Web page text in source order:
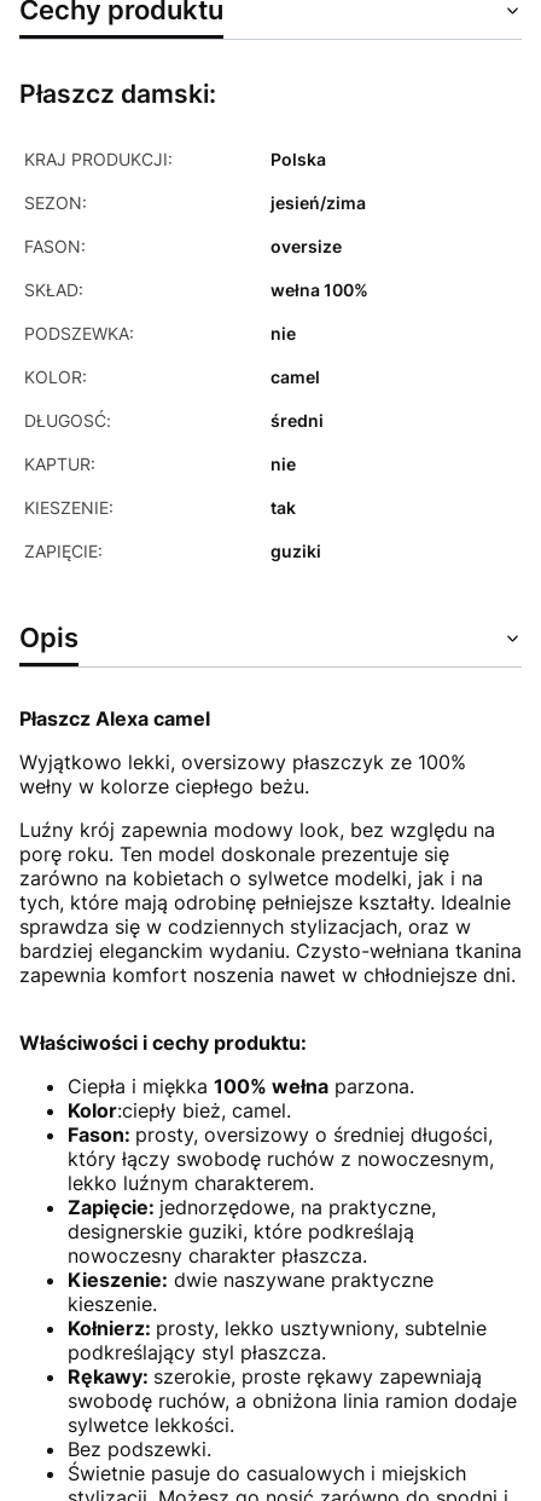
Cechy produktu
Płaszcz damski:
KRAJ PRODUKCJI: Polska
SEZON: jesień/zima
FASON: oversize
SKŁAD: wełna 100%
PODSZEWKA: nie
KOLOR: camel
DŁUGOSĆ: średni
KAPTUR: nie
KIESZENIE: tak
ZAPIĘCIE: guziki
Opis
Płaszcz Alexa camel
Wyjątkowo lekki, oversizowy płaszczyk ze 100%
wełny w kolorze ciepłego beżu.
Luźny krój zapewnia modowy look, bez względu na
porę roku. Ten model doskonale prezentuje się
zarówno na kobietach o sylwetce modelki, jak i na
tych, które mają odrobinę pełniejsze kształty. Idealnie
sprawdza się w codziennych stylizacjach, oraz w
bardziej eleganckim wydaniu. Czysto-wełniana tkanina
zapewnia komfort noszenia nawet w chłodniejsze dni.
Właściwości i cechy produktu:
Ciepła i miękka 100% wełna parzona.
Kolor:ciepły bież, camel.
Fason: prosty, oversizowy o średniej długości,
który łączy swobodę ruchów z nowoczesnym,
lekko luźnym charakterem.
Zapięcie: jednorzędowe, na praktyczne,
designerskie guziki, które podkreślają
nowoczesny charakter płaszcza.
Kieszenie: dwie naszywane praktyczne
kieszenie.
Kołnierz: prosty, lekko usztywniony, subtelnie
podkreślający styl płaszcza.
Rękawy: szerokie, proste rękawy zapewniają
swobodę ruchów, a obniżona linia ramion dodaje
sylwetce lekkości.
Bez podszewki.
Świetnie pasuje do casualowych i miejskich